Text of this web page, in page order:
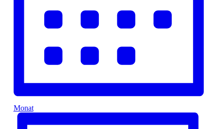
Monat